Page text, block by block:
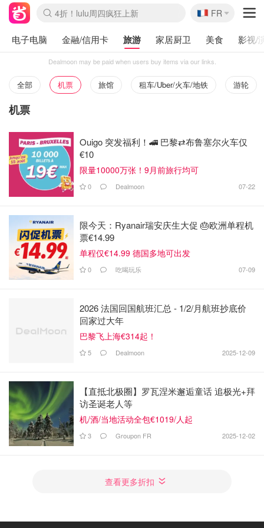
4折！lulu周四疯狂上新
🇫🇷
FR
电子电脑 金融/信用卡 旅游 家居厨卫 美食 影视/
Dealmoon may be paid when users buy items via our links.
全部 机票 旅馆 租车/Uber/火车/地铁 游轮
机票
Ouigo 突发福利！🚄 巴黎⇄布鲁塞尔火车仅
€10
限量10000万张！9月前旅行均可
0 Dealmoon 07-22
限今天：Ryanair瑞安庆生大促 🎂欧洲单程机
票€14.99
单程仅€14.99 德国多地可出发
0 吃喝玩乐 07-09
2026 法国回国航班汇总 - 1/2/月航班抄底价
回家过大年
巴黎飞上海€314起！
5 Dealmoon 2025-12-09
【直抵北极圈】罗瓦涅米邂逅童话 追极光+拜
访圣诞老人等
机/酒/当地活动全包€1019/人起
3 Groupon FR 2025-12-02
查看更多折扣